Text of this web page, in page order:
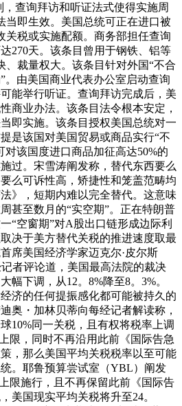
查询拜访和听证法式使得实施周
当即生效。美国总统可正在进口被
关税或实施配额。商务部担任查询
270天。该条目曾用于钢铁、铝等
、裁量权大。该条目针对外国“不合
。由美国商业代表办公室启动查询
能举行听证。查询拜访完成后，美
商业办法。该条目法令根本安定，
即实施。该条目授权美国总统对一
是该国对美国贸易或商品实行“不
对该国度进口商品加征高达50%的
过。宋雪涛阐发称，替代东西要么
么可诉性高，矫捷性和笼盖范畴均
》，短期内难以完全替代。这意味
甚至数月的“实空期”。正在特朗普
“空窗期”对A股出口链形成边际利
决于美方替代关税的推进速度取最
席美国经济学家迈克尔·皮尔斯
记者评论道，美国最高法院的裁决
幅下调，从12。8%降至8。3%。
济的任何提振感化都可能被持久的
奥・加林贝蒂向每经记者解读称，
10%同一关税，且有权将税率上调
限，同时不再沿用此前《国际告急
，那么美国平均关税税率以至可能
。耶鲁预算尝试室（YBL）阐发
限施行，且不再保留此前《国际告
美国现实平均关税将升至24。